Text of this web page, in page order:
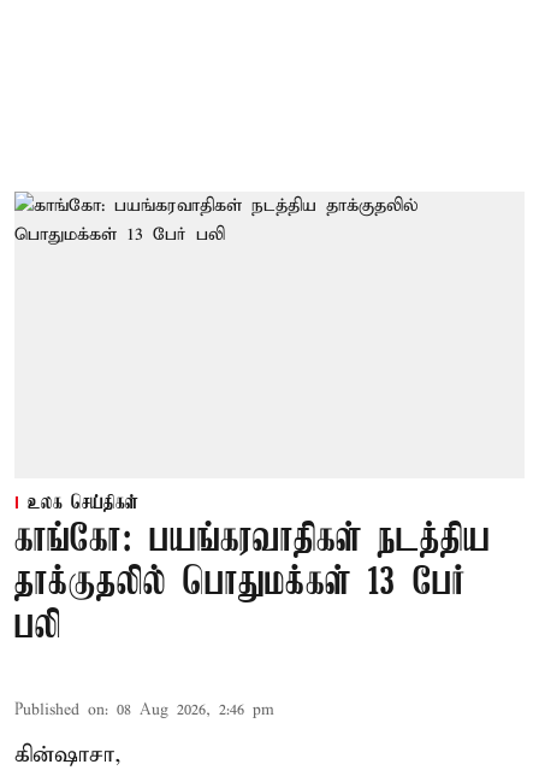
உலக செய்திகள்
காங்கோ: பயங்கரவாதிகள் நடத்திய
தாக்குதலில் பொதுமக்கள் 13 பேர்
பலி
Published on: 08 Aug 2026, 2:46 pm
கின்ஷாசா,